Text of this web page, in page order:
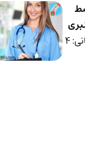
تاریخ به روز رسانی: 4